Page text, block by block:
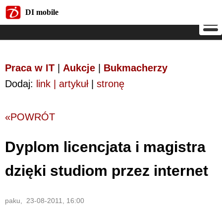
DI mobile
Praca w IT Aukcje
Bukmacherzy
Dodaj: link | artykuł| stronę
«POWRÓT
Dyplom licencjata i magistra
dzięki studiom przez internet
paku, 23-08-2011, 16:00
DI mobile